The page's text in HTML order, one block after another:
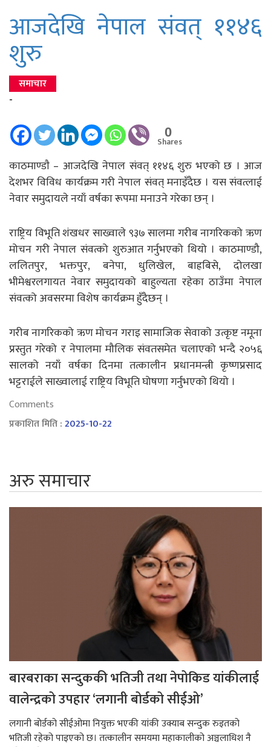
आजदेखि नेपाल संवत् ११४६
शुरु
समाचार
-
0
Shares
काठमाण्डाै – आजदेखि नेपाल संवत् ११४६ शुरु भएको छ । आज
देशभर विविध कार्यक्रम गरी नेपाल संवत् मनाइँदैछ । यस संवत्लाई
नेवार समुदायले नयाँ वर्षका रूपमा मनाउने गरेका छन् ।
राष्ट्रिय विभूति शंखधर साख्वाले ९३७ सालमा गरीब नागरिकको ऋण
मोचन गरी नेपाल संवत्को शुरुआत गर्नुभएको थियो । काठमाण्डौ,
ललितपुर, भक्तपुर, बनेपा, धुलिखेल, बाह्रबिसे, दोलखा
भीमेश्वरलगायत नेवार समुदायको बाहुल्यता रहेका ठाउँमा नेपाल
संवत्को अवसरमा विशेष कार्यक्रम हुँदैछन् ।
गरीब नागरिकको ऋण मोचन गराइ सामाजिक सेवाको उत्कृष्ट नमूना
प्रस्तुत गरेको र नेपालमा मौलिक संवतसमेत चलाएको भन्दै २०५६
सालको नयाँ वर्षका दिनमा तत्कालीन प्रधानमन्त्री कृष्णप्रसाद
भट्टराईले साख्वालाई राष्ट्रिय विभूति घोषणा गर्नुभएको थियो ।
Comments
प्रकाशित मिति :2025-10-22
अरु समाचार
बारबराका सन्दुककी भतिजी तथा नेपोकिड यांकीलाई
वालेन्द्रको उपहार ‘लगानी बोर्डको सीईओ’
लगानी बोर्डको सीईओमा नियुक्त भएकी यांकी उक्याब सन्दुक रुइतको
भतिजी रहेको पाइएको छ। तत्कालीन समयमा महाकालीको अञ्चलाधिश नै